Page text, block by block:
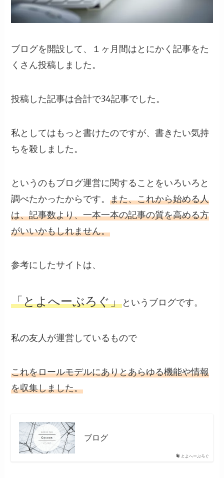
ブログを開設して、１ヶ月間はとにかく記事をた
くさん投稿しました。
投稿した記事は合計で34記事でした。
私としてはもっと書けたのですが、書きたい気持
ちを殺しました。
というのもブログ運営に関することをいろいろと
調べたかったからです。また、これから始める人
は、記事数より、一本一本の記事の質を高める方
がいいかもしれません。
参考にしたサイトは、
「とよへーぶろぐ」というブログです。
私の友人が運営しているもので
これをロールモデルにありとあらゆる機能や情報
を収集しました。
とよへーぶろぐ
ブログ